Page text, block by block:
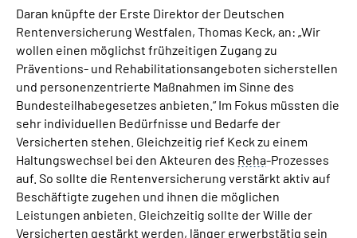
Daran knüpfte der Erste Direktor der Deutschen
Rentenversicherung Westfalen, Thomas Keck, an: „Wir
wollen einen möglichst frühzeitigen Zugang zu
Präventions- und Rehabilitationsangeboten sicherstellen
und personenzentrierte Maßnahmen im Sinne des
Bundesteilhabegesetzes anbieten.“ Im Fokus müssten die
sehr individuellen Bedürfnisse und Bedarfe der
Versicherten stehen. Gleichzeitig rief Keck zu einem
Haltungswechsel bei den Akteuren des Reha-Prozesses
auf. So sollte die Rentenversicherung verstärkt aktiv auf
Beschäftigte zugehen und ihnen die möglichen
Leistungen anbieten. Gleichzeitig sollte der Wille der
Versicherten gestärkt werden, länger erwerbstätig sein